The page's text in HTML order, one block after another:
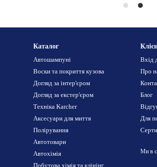
Каталог
Автошампуні
Воски та покриття кузова
Догляд за інтер'єром
Догляд за екстер'єром
Техніка Karcher
Аксесуари для миття
Полірування
Автотовари
Автохімія
Побутова хімія та клінінг
Вхід
Про
Блог
Для
Ми в